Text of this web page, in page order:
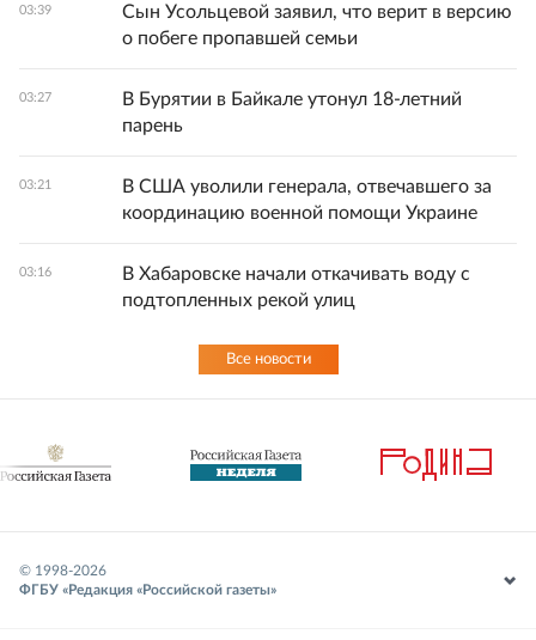
03:39
Сын Усольцевой заявил, что верит в версию
о побеге пропавшей семьи
03:27
В Бурятии в Байкале утонул 18-летний
парень
03:21
В США уволили генерала, отвечавшего за
координацию военной помощи Украине
03:16
В Хабаровске начали откачивать воду с
подтопленных рекой улиц
Все новости
© 1998-2026
ФГБУ «Редакция «Российской газеты»